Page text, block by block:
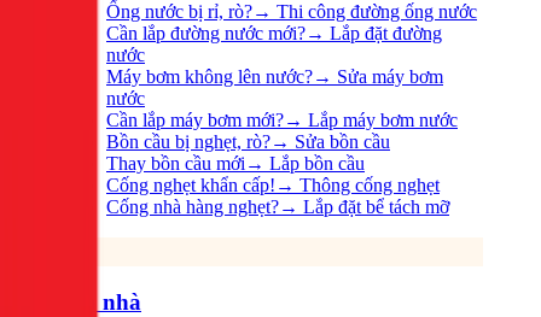
Ống nước bị rỉ, rò?→ Thi công đường ống nước
Cần lắp đường nước mới?→ Lắp đặt đường
nước
Máy bơm không lên nước?→ Sửa máy bơm
nước
Cần lắp máy bơm mới?→ Lắp máy bơm nước
Bồn cầu bị nghẹt, rò?→ Sửa bồn cầu
Thay bồn cầu mới → Lắp bồn cầu
Cống nghẹt khẩn cấp! → Thông cống nghẹt
Cống nhà hàng nghẹt?→ Lắp đặt bể tách mỡ
Sửa nhà